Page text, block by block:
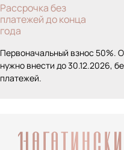
Рассрочка без
платежей до конца
года
Первоначальный взнос 50%.
нужно внести до 30.12.2026,
платежей.